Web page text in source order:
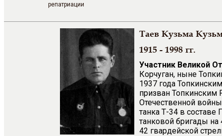
репатриации
Таев Кузьма
1915 - 1998 гг.
Участник Великой
Корчуган, ныне
1937 года
призван Топкинским
Отечественной
танка Т-34 в составе
танковой бригады на
42 гвардейской